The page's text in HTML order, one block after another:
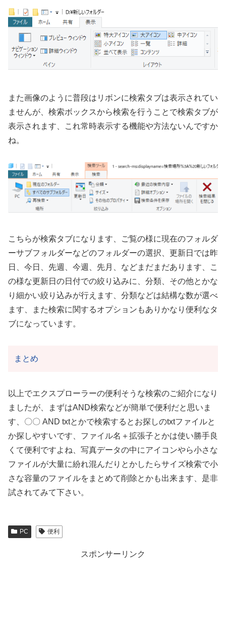
また画像のように普段はリボンに検索タブは表示されてい
ませんが、検索ボックスから検索を行うことで検索タブが
表示されます、これ常時表示する機能や方法ないんですか
ね。
こちらが検索タブになります、ご覧の様に現在のフォルダ
ーサブフォルダーなどのフォルダーの選択、更新日では昨
日、今日、先週、今週、先月、などまだまだあります、こ
の様な更新日の日付での絞り込みに、分類、その他とかな
り細かい絞り込みが行えます、分類などは結構な数が選べ
ます、また検索に関するオプションもありかなり便利なタ
ブになっています。
まとめ
以上でエクスプローラーの便利そうな検索のご紹介になり
ましたが、まずはAND検索などが簡単で便利だと思いま
す、〇〇 AND txtとかで検索するとお探しのtxtファイルと
か探しやすいです、ファイル名＋拡張子とかは使い勝手良
くて便利ですよね、写真データの中にアイコンやら小さな
ファイルが大量に紛れ混んだりとかしたらサイズ検索で小
さな容量のファイルをまとめて削除とかも出来ます、是非
試されてみて下さい。
PC 便利
スポンサーリンク